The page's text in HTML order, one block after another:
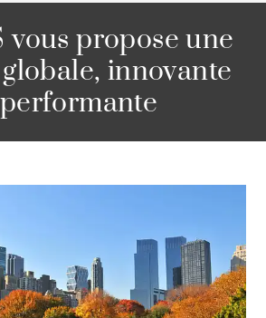
vous propose une
innovante